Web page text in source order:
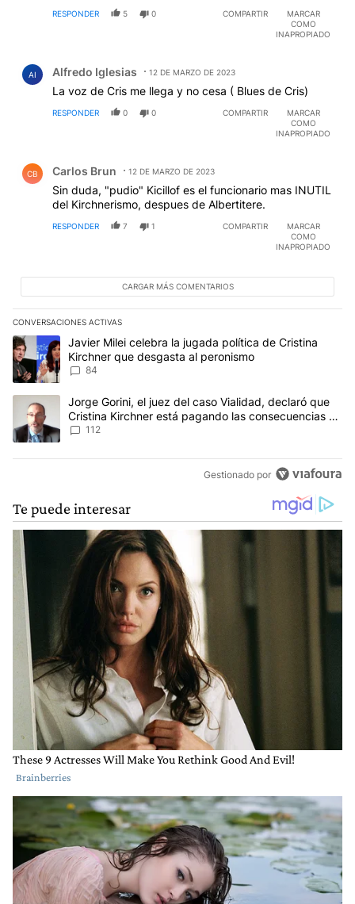
RESPONDER 5 0 COMPARTIR
MARCAR
COMO
INAPROPIADO
AI Alfredo Iglesias 12 DE MARZO DE 2023
La voz de Cris me llega y no cesa ( Blues de Cris)
RESPONDER 0 0 COMPARTIR
MARCAR
COMO
INAPROPIADO
CB Carlos Brun 12 DE MARZO DE 2023
Sin duda, "pudio" Kicillof es el funcionario mas INUTIL
del Kirchnerismo, despues de Albertitere.
RESPONDER 7 1 COMPARTIR
MARCAR
COMO
INAPROPIADO
CARGAR MÁS COMENTARIOS
CONVERSACIONES ACTIVAS
Este listado muestra los artículos con más comentarios en los
Un artículo de tendencia con el título "Javier Milei celebra la
Javier Milei celebra la jugada política de Cristina
Kirchner que desgasta al peronismo
84
Un artículo de tendencia con el título "Jorge Gorini, el juez del
Jorge Gorini, el juez del caso Vialidad, declaró que
Cristina Kirchner está pagando las consecuencias de
cometer "un delito comprobado"
112
Gestionado por